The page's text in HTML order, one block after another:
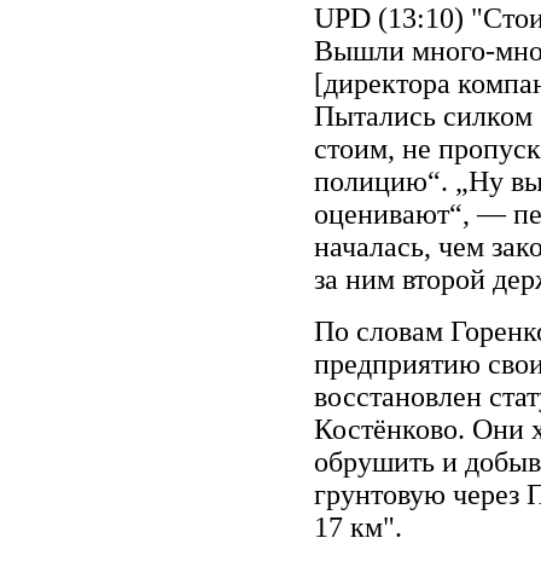
UPD (13:10)
Вышли много-
[директора
Пытались
стоим, не
полицию“. „Ну
оценивают“, —
началась, чем
за ним второй
По словам
предприятию
восстановлен
Костёнково. Они
обрушить и
грунтовую через
17 км".